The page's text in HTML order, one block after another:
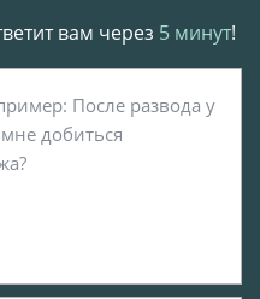
вам через 5 минут!